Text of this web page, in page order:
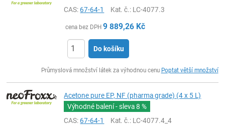
CAS:67-64-1 Kat. č.: LC-4077.3
cena bez DPH 9 889,26 Kč
Do košíku
Průmyslová množství látek za výhodnou cenu Poptat větší množství
Acetone pure EP, NF (pharma grade) (4 x 5 L)
Výhodné balení - sleva8 %
CAS:67-64-1 Kat. č.: LC-4077.4_4